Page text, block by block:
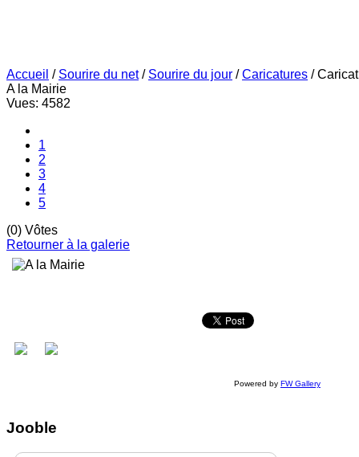
Accueil / Sourire du net / Sourire du jour /Caricatures /
A la Mairie
Vues: 4582
1
2
3
4
5
(0) Vôtes
Retourner à la galerie
Powered by FW Gallery
Jooble